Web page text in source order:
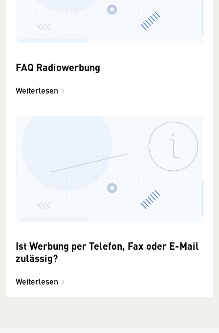
FAQ Radiowerbung
Weiterlesen
Ist Werbung per Telefon, Fax oder E-Mail
zulässig?
Weiterlesen